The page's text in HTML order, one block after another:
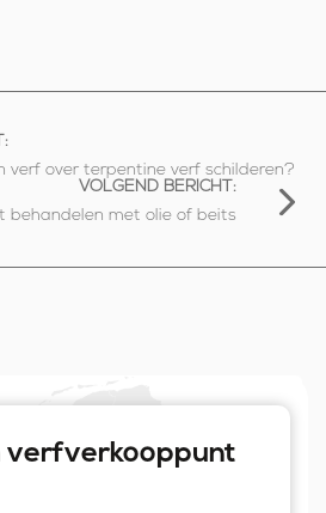
verf over terpentine verf schilderen?
VOLGEND BERICHT:
behandelen met olie of beits
verfverkooppunt